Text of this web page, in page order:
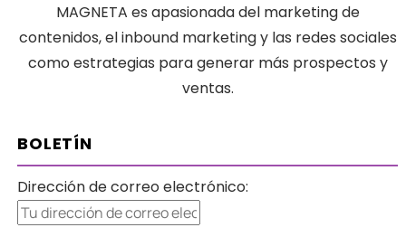
MAGNETA es apasionada del marketing de
contenidos, el inbound marketing y las redes sociales
como estrategias para generar más prospectos y
ventas.
BOLETÍN
Dirección de correo electrónico: